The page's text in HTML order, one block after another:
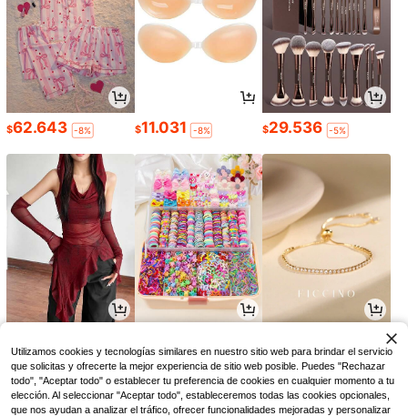
$62.643 -8% $11.031 -8% $29.536 -5%
Utilizamos cookies y tecnologías similares en nuestro sitio web para brindar el servicio
que solicitas y ofrecerte la mejor experiencia de sitio web posible. Puedes "Rechazar
todo", "Aceptar todo" o establecer tu preferencia de cookies en cualquier momento a tu
elección. Al seleccionar "Aceptar todo", estableceremos todas las cookies opcionales,
que nos ayudan a analizar el tráfico, ofrecer funcionalidades mejoradas y personalizar